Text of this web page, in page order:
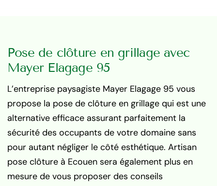
Pose de clôture en grillage avec
Mayer Elagage 95
L’entreprise paysagiste Mayer Elagage 95 vous
propose la pose de clôture en grillage qui est une
alternative efficace assurant parfaitement la
sécurité des occupants de votre domaine sans
pour autant négliger le côté esthétique. Artisan
pose clôture à Ecouen sera également plus en
mesure de vous proposer des conseils